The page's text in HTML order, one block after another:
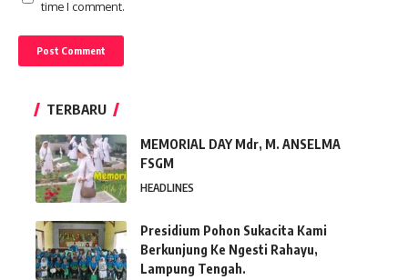
time I comment.
TERBARU
MEMORIAL DAY Mdr, M. ANSELMA
FSGM
HEADLINES
Presidium Pohon Sukacita Kami
Berkunjung Ke Ngesti Rahayu,
Lampung Tengah.